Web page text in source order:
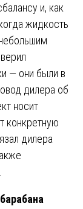
и, как
жидкость
— они были в
дилера об
носит
конкретную
дилера